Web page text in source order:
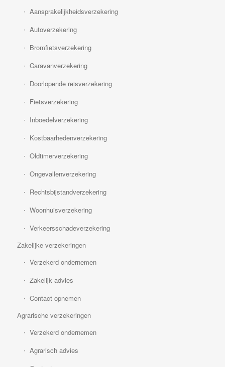
Aansprakelijkheidsverzekering
Autoverzekering
Bromfietsverzekering
Caravanverzekering
Doorlopende reisverzekering
Fietsverzekering
Inboedelverzekering
Kostbaarhedenverzekering
Oldtimerverzekering
Ongevallenverzekering
Rechtsbijstandverzekering
Woonhuisverzekering
Verkeersschadeverzekering
Zakelijke verzekeringen
Verzekerd ondernemen
Zakelijk advies
Contact opnemen
Agrarische verzekeringen
Verzekerd ondernemen
Agrarisch advies